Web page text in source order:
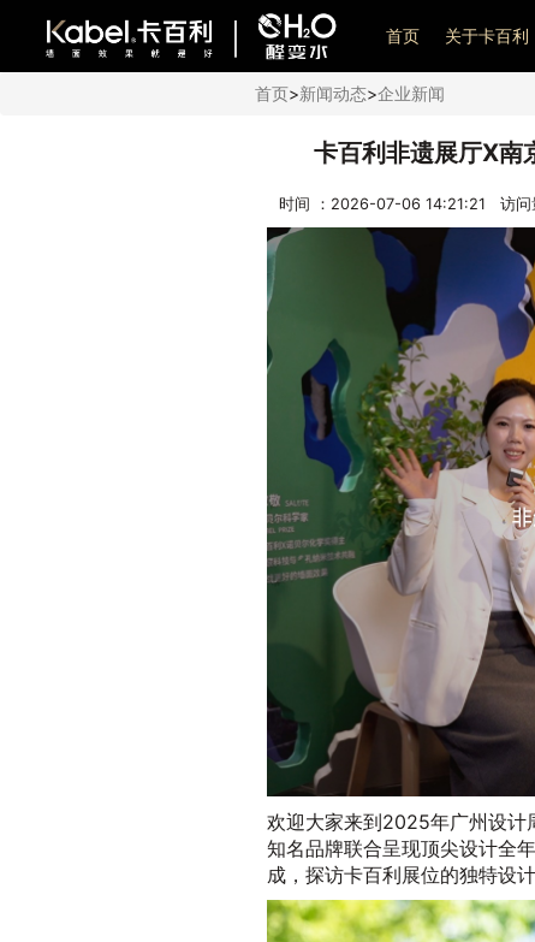
艺术漆加盟
首页 关于卡百利
首页>新闻动态>企业新闻
卡百利非遗展厅X南
时间 ：2026-07-06 14:21:21 访问
欢迎大家来到2025年广州设计
知名品牌联合呈现顶尖设计全
成，探访卡百利展位的独特设计